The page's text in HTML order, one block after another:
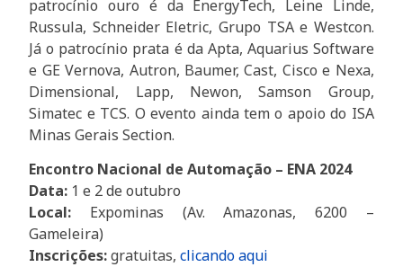
patrocínio ouro é da EnergyTech, Leine Linde,
Russula, Schneider Eletric, Grupo TSA e Westcon.
Já o patrocínio prata é da Apta, Aquarius Software
e GE Vernova, Autron, Baumer, Cast, Cisco e Nexa,
Dimensional, Lapp, Newon, Samson Group,
Simatec e TCS. O evento ainda tem o apoio do ISA
Minas Gerais Section.
Encontro Nacional de Automação – ENA 2024
Data: 1 e 2 de outubro
Local: Expominas (Av. Amazonas, 6200 –
Gameleira)
Inscrições:gratuitas,clicando aqui